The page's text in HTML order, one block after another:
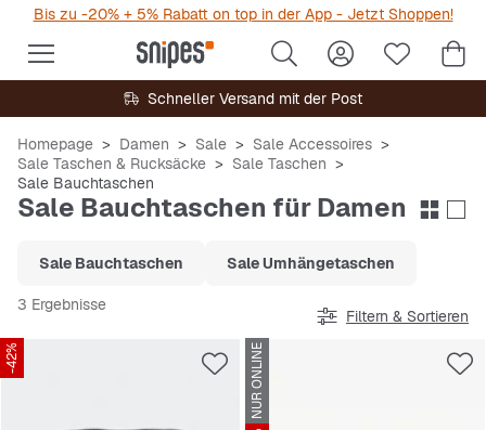
Bis zu -20% + 5% Rabatt on top in der App - Jetzt Shoppen!
Schneller Versand mit der Post
Homepage Damen Sale
Sale Accessoires
Sale Taschen & Rucksäcke
Sale Taschen
Sale Bauchtaschen
Sale Bauchtaschen für Damen
Sale Bauchtaschen Sale Umhängetaschen
3 Ergebnisse
Filtern & Sortieren
-42% NUR ONLINE